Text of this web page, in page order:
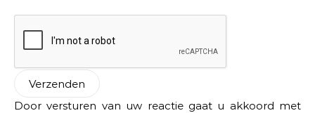
Door versturen van uw reactie gaat u akkoord met